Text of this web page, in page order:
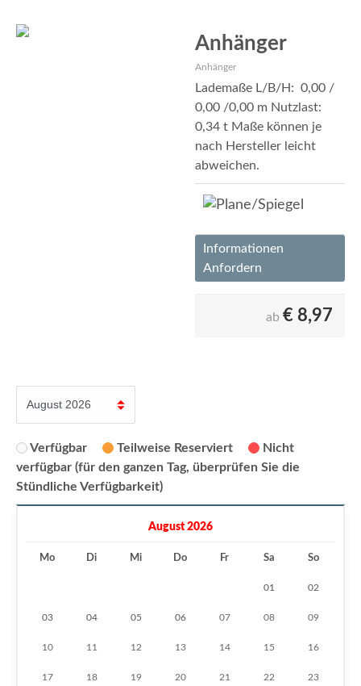
Anhänger
Anhänger
Lademaße L/B/H: 0,00 /
0,00 /0,00 m Nutzlast:
0,34 t Maße können je
nach Hersteller leicht
abweichen.
Informationen
Anfordern
ab € 8,97
Verfügbar Teilweise Reserviert
Nicht
verfügbar (für den ganzen Tag, überprüfen Sie die
Stündliche Verfügbarkeit)
August 2026
Mo Di Mi Do Fr Sa So
01 02
03 04 05 06 07 08 09
10 11 12 13 14 15 16
17 18 19 20 21 22 23